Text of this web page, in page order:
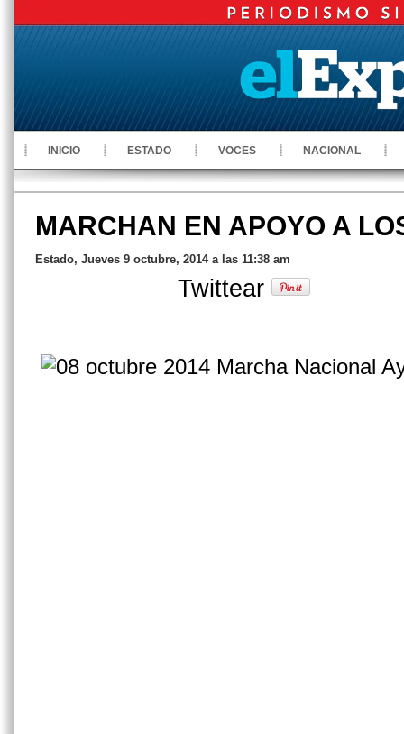
INICIO ESTADO VOCES NACIONAL
MARCHAN EN APOYO A
Estado, Jueves 9 octubre, 2014 a las 11:38 am
Twittear